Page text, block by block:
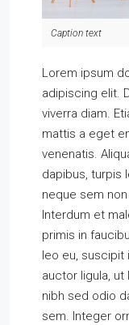
Caption text
Lorem ipsum
adipiscing elit.
viverra diam.
mattis a eget
venenatis.
dapibus, turpis
neque sem
Interdum et
primis in
leo eu, suscipit
auctor ligula,
nibh sed odio
sem. Integer